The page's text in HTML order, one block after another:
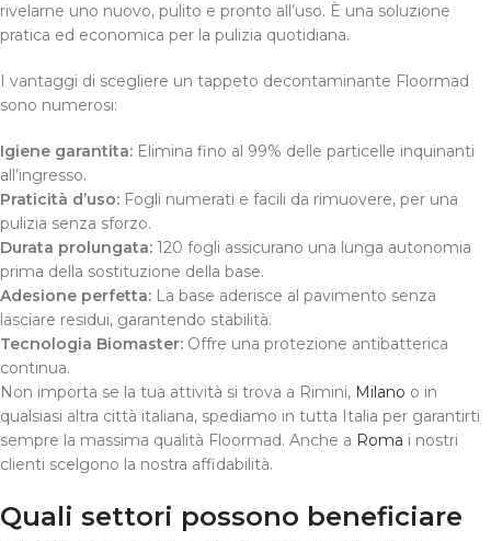
rivelarne uno nuovo, pulito e pronto all’uso. È una soluzione
pratica ed economica per la pulizia quotidiana.
I vantaggi di scegliere un tappeto decontaminante Floormad
sono numerosi:
Igiene garantita: Elimina fino al 99% delle particelle inquinanti
all’ingresso.
Praticità d’uso: Fogli numerati e facili da rimuovere, per una
pulizia senza sforzo.
Durata prolungata: 120 fogli assicurano una lunga autonomia
prima della sostituzione della base.
Adesione perfetta: La base aderisce al pavimento senza
lasciare residui, garantendo stabilità.
Tecnologia Biomaster: Offre una protezione antibatterica
continua.
Non importa se la tua attività si trova a Rimini, Milano o in
qualsiasi altra città italiana, spediamo in tutta Italia per garantirti
sempre la massima qualità Floormad. Anche a Roma i nostri
clienti scelgono la nostra affidabilità.
Quali settori possono beneficiare